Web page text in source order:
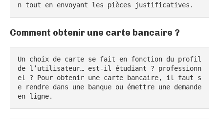
n tout en envoyant les pièces justificatives.
Comment obtenir une carte bancaire ?
Un choix de carte se fait en fonction du profil
de l’utilisateur… est-il étudiant ? professionn
el ? Pour obtenir une carte bancaire, il faut s
e rendre dans une banque ou émettre une demande
en ligne.